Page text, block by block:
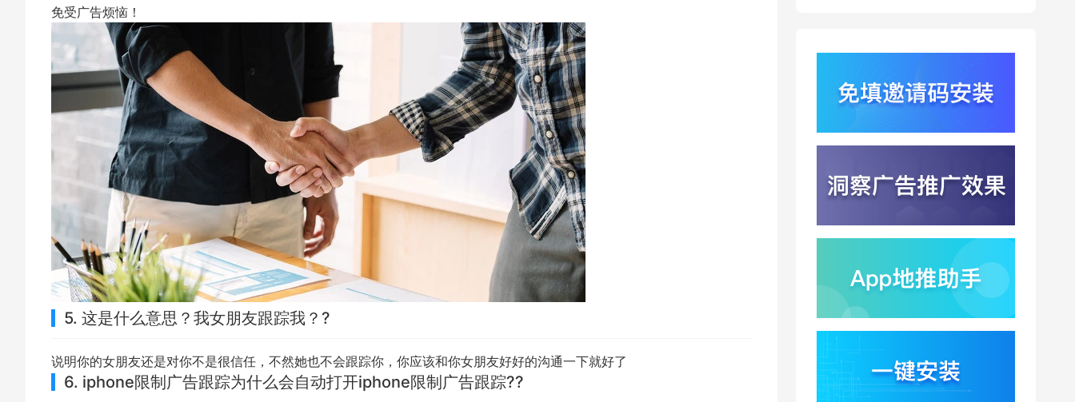
免受广告烦恼！
5. 这是什么意思？我女朋友跟踪我？?
说明你的女朋友还是对你不是很信任，不然她也不会跟踪你，你应该和你女朋友好好的沟通一下就好了
6. iphone限制广告跟踪为什么会自动打开iphone限制广告跟踪??
行云科技算力订单超154
亿？底座产能扩张激活
AI应用多终端流转新周
2026-08-04
苹果带摄像头的 AirPods
爆硬件分发与全渠道归
因升级
2026-08-03
GPT5.6？超低价API引
爆智能体工具免填码安
蚂蚁灵波首轮拟募资15
亿？具身智能加速产业
落地凸显全链路设备归
2000亿美元？云与广告
双轮驱动下B端应用迎来
分发与归因重构
2026-07-31